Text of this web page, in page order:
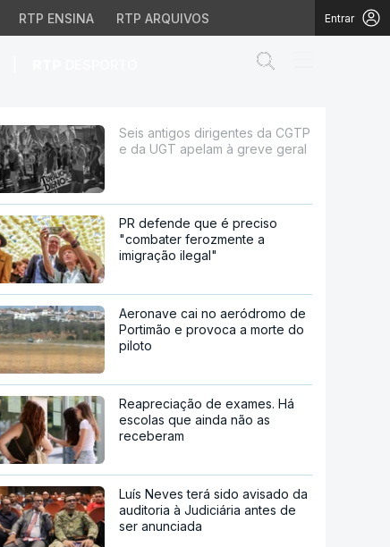
RTP ENSINA RTP ARQUIVOS Entrar
à greve geral
Seis antigos dirigentes da CGTP
e da UGT apelam à greve geral
PR defende que é preciso
"combater ferozmente a
imigração ilegal"
Aeronave cai no aeródromo de
Portimão e provoca a morte do
piloto
Reapreciação de exames. Há
escolas que ainda não as
receberam
Luís Neves terá sido avisado da
auditoria à Judiciária antes de
ser anunciada